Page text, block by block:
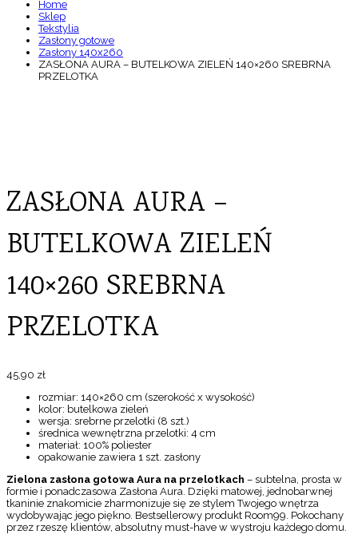
Home
Sklep
Tekstylia
Zasłony gotowe
Zasłony 140x260
ZASŁONA AURA – BUTELKOWA ZIELEŃ 140×260 SREBRNA
PRZELOTKA
ZASŁONA AURA –
BUTELKOWA ZIELEŃ
140×260 SREBRNA
PRZELOTKA
45,90 zł
rozmiar: 140×260 cm (szerokość x wysokość)
kolor: butelkowa zieleń
wersja: srebrne przelotki (8 szt.)
średnica wewnętrzna przelotki: 4 cm
materiał: 100% poliester
opakowanie zawiera 1 szt. zasłony
Zielona zasłona gotowa Aura na przelotkach – subtelna, prosta w
formie i ponadczasowa Zasłona Aura. Dzięki matowej, jednobarwnej
tkaninie znakomicie zharmonizuje się ze stylem Twojego wnętrza
wydobywając jego piękno. Bestsellerowy produkt Room99. Pokochany
przez rzeszę klientów, absolutny must-have w wystroju każdego domu.